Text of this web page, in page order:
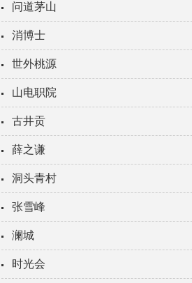
问道茅山
消博士
世外桃源
山电职院
古井贡
薛之谦
洞头青村
张雪峰
澜城
时光会